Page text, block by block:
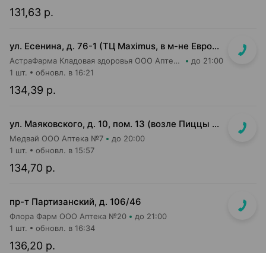
131,63 р.
ул. Есенина, д. 76-1 (ТЦ Maximus, в м-не Евроопт Super)
АстраФарма Кладовая здоровья ООО Аптека №9 до 21:00
134,39 р.
1 шт. обновл. в 16:21
ул. Маяковского, д. 10, пом. 13 (возле Пиццы Мании)
Медвай ООО Аптека №7 до 20:00
134,70 р.
1 шт. обновл. в 15:57
пр-т Партизанский, д. 106/46
Флора Фарм ООО Аптека №20 до 21:00
136,20 р.
1 шт. обновл. в 16:34